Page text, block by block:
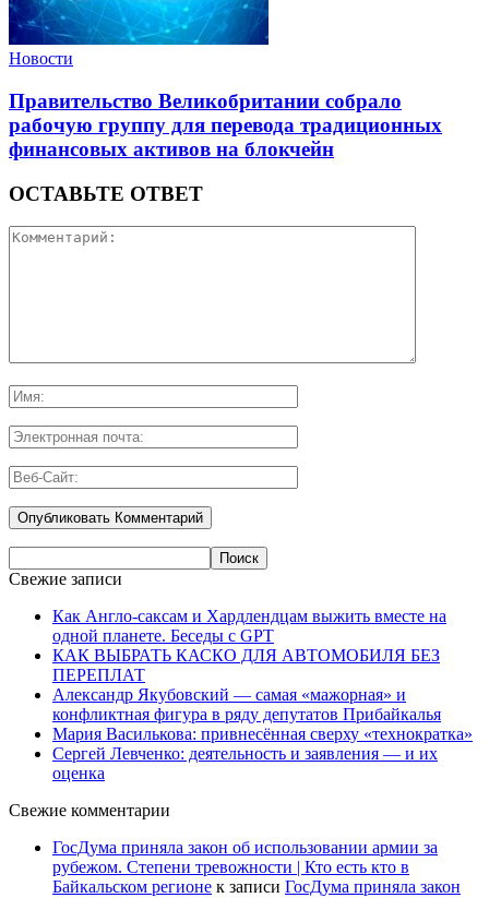
Новости
Правительство Великобритании собрало
рабочую группу для перевода традиционных
финансовых активов на блокчейн
ОСТАВЬТЕ ОТВЕТ
Свежие записи
Как Англо-саксам и Хардлендцам выжить вместе на
одной планете. Беседы с GPT
КАК ВЫБРАТЬ КАСКО ДЛЯ АВТОМОБИЛЯ БЕЗ
ПЕРЕПЛАТ
Александр Якубовский — самая «мажорная» и
конфликтная фигура в ряду депутатов Прибайкалья
Мария Василькова: привнесённая сверху «технократка»
Сергей Левченко: деятельность и заявления — и их
оценка
Свежие комментарии
ГосДума приняла закон об использовании армии за
рубежом. Степени тревожности | Кто есть кто в
Байкальском регионе к записи ГосДума приняла закон